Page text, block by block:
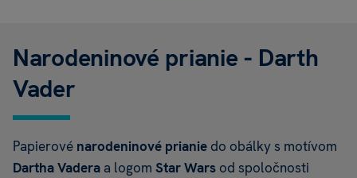
Narodeninové prianie - Darth
Vader
Papierové narodeninové prianie do obálky s motívom
Dartha Vadera a logom Star Wars od spoločnosti